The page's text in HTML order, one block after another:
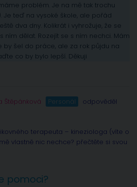
problém. Je na mě tak trochu
Je teď na vysoké škole, ale pořád
dva dny. Kolikrát i vyhrožuje, že se
ním dělat. Rozejít se s ním nechci. Mám
by šel do práce, ale za rok půjdu na
co by bylo lepší. Děkuji
Štěpánková Personál
odpověděl
terapeuta – kineziologa (víte o
vlastně nic nechce? přečtěte si svou
pomoci?